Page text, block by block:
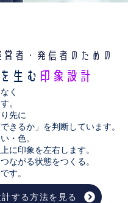
者・発信者のための
生む 印象設計
く
。
先に
きるか」を判断しています。
・色。
に印象を左右します。
ながる状態をつくる。
す。
する方法を見る